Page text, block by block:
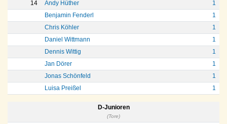
14
Andy Hüther
1
Benjamin Fenderl
1
Chris Köhler
1
Daniel Wittmann
1
Dennis Wittig
1
Jan Dörer
1
Jonas Schönfeld
1
Luisa Preißel
1
D-Junioren
(Tore)